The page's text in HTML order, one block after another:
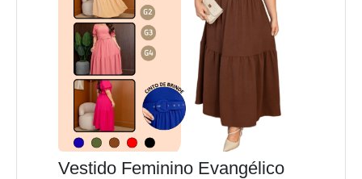
Vestido Feminino Evangélico